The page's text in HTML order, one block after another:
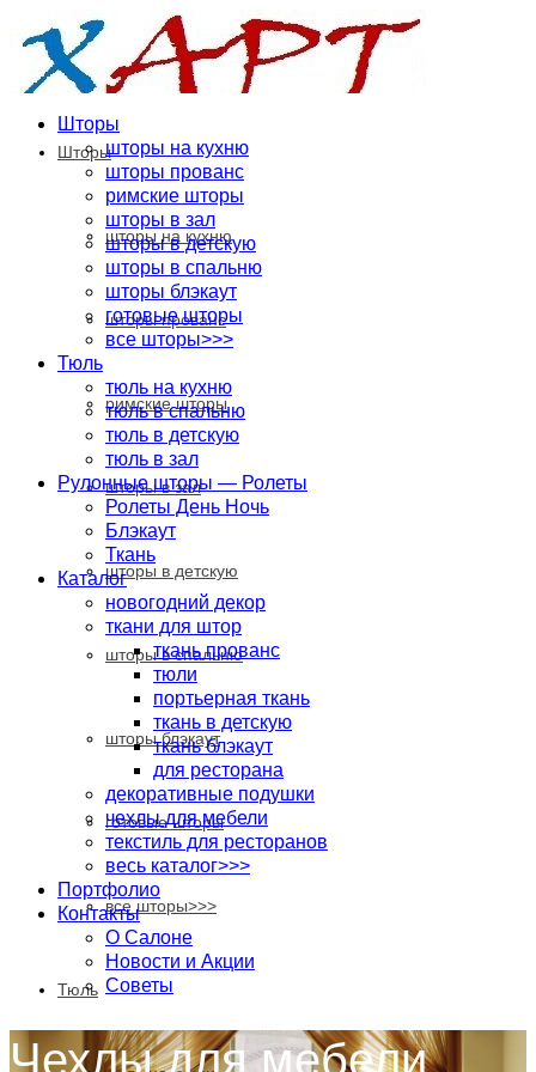
Шторы
шторы на кухню
шторы прованс
римские шторы
шторы в зал
шторы в детскую
шторы в спальню
шторы блэкаут
готовые шторы
все шторы>>>
Тюль
Шторы
шторы на кухню
шторы прованс
римские шторы
шторы в зал
шторы в детскую
шторы в спальню
шторы блэкаут
готовые шторы
все шторы>>>
Тюль
тюль на кухню
тюль в спальню
тюль в детскую
тюль в зал
Рулонные шторы — Ролеты
Ролеты День Ночь
Блэкаут
Ткань
Каталог
новогодний декор
ткани для штор
ткань прованс
тюли
портьерная ткань
ткань в детскую
ткань блэкаут
для ресторана
декоративные подушки
чехлы для мебели
текстиль для ресторанов
весь каталог>>>
Портфолио
Контакты
О Салоне
Новости и Акции
Cоветы
Чехлы для мебели